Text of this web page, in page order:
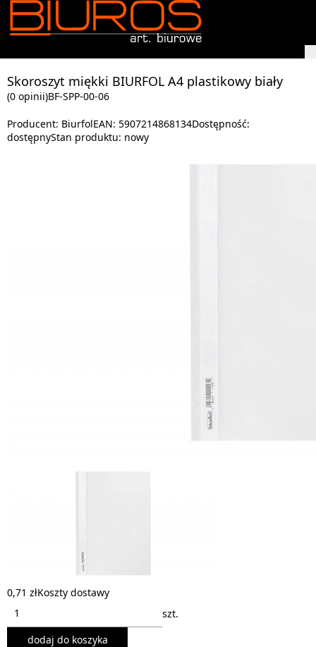
Skoroszyt miękki BIURFOL A4 plastikowy biały
(0 opinii)BF-SPP-00-06
Producent: BiurfolEAN: 5907214868134Dostępność:
dostępnyStan produktu: nowy
0,71 złKoszty dostawy
szt.
dodaj do koszyka